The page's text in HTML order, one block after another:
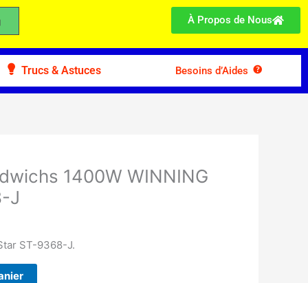
À Propos de Nous
Trucs & Astuces Besoins d’Aides
1400W WINNING
J
ST-9368-J.